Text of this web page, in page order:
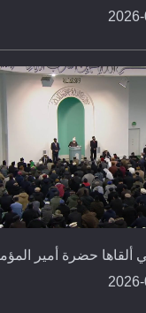
ألقاها حضرة أمير